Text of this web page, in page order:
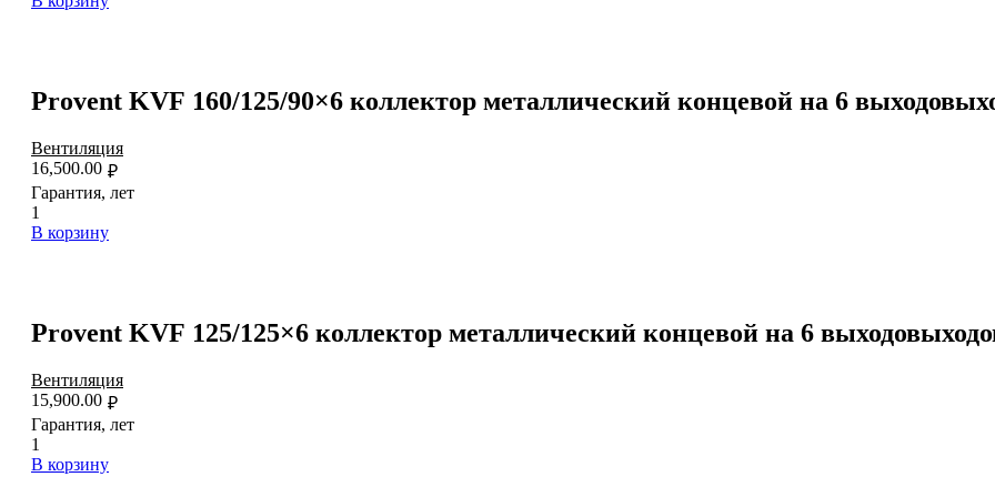
Provent KVF 160/125/90×6 коллектор металлический концевой на 6
Вентиляция
₽
16,500.00
Гарантия, лет
1
В корзину
Provent KVF 125/125×6 коллектор металлический концевой на 6
Вентиляция
₽
15,900.00
Гарантия, лет
1
В корзину